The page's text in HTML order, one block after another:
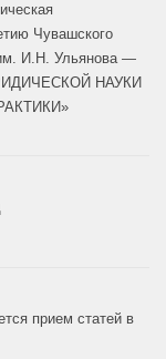
Чувашского
им. И.Н. Ульянова —
НАУКИ
прием статей в